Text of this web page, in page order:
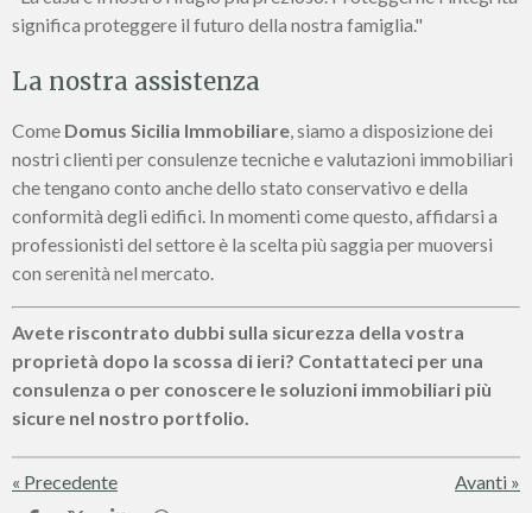
significa proteggere il futuro della nostra famiglia."
La nostra assistenza
Come Domus Sicilia Immobiliare , siamo a disposizione dei
nostri clienti per consulenze tecniche e valutazioni immobiliari
che tengano conto anche dello stato conservativo e della
conformità degli edifici. In momenti come questo, affidarsi a
professionisti del settore è la scelta più saggia per muoversi
con serenità nel mercato.
Avete riscontrato dubbi sulla sicurezza della vostra
proprietà dopo la scossa di ieri? Contattateci per una
consulenza o per conoscere le soluzioni immobiliari più
sicure nel nostro portfolio.
« Precedente Avanti »